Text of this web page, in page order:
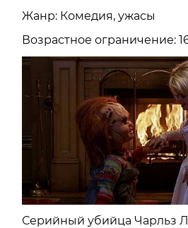
Жанр: Комедия, ужасы
Возрастное ограничение:
Серийный убийца Чарльз